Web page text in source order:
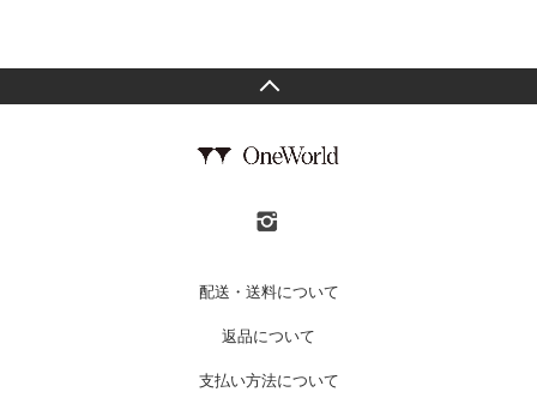
配送・送料について
返品について
支払い方法について